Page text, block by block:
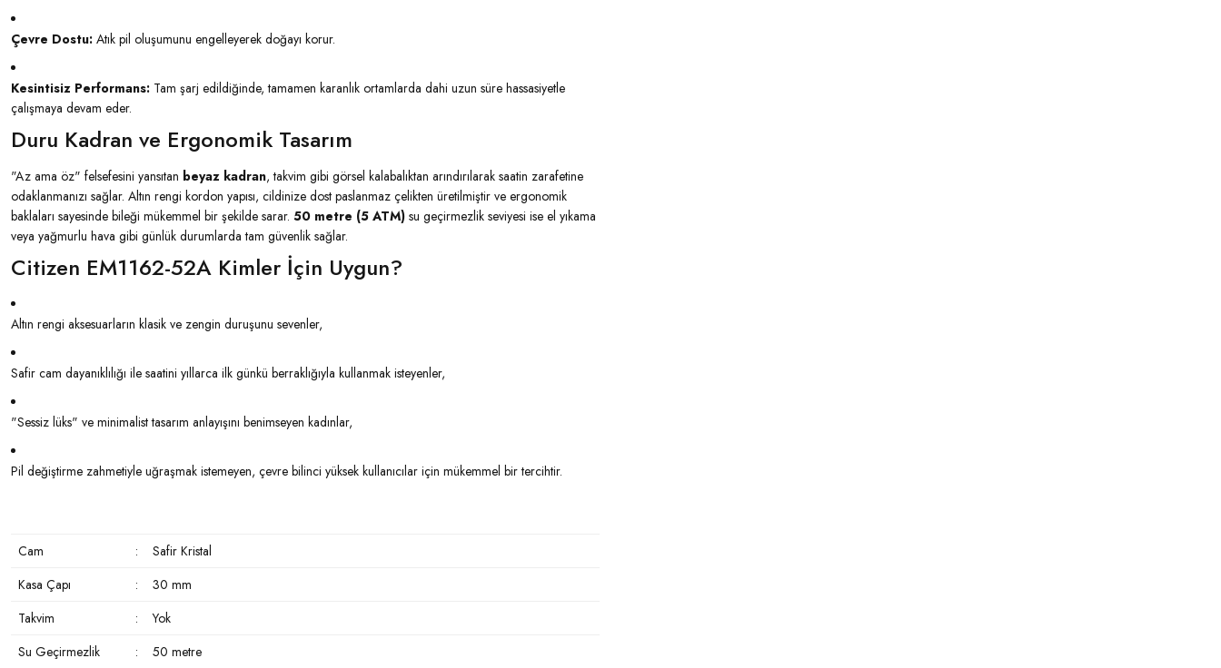
Çevre Dostu: Atık pil oluşumunu engelleyerek doğayı korur.
Kesintisiz Performans: Tam şarj edildiğinde, tamamen karanlık ortamlarda dahi uzun süre hassasiyetle
çalışmaya devam eder.
Duru Kadran ve Ergonomik Tasarım
"Az ama öz" felsefesini yansıtan beyaz kadran, takvim gibi görsel kalabalıktan arındırılarak saatin zarafetine
odaklanmanızı sağlar. Altın rengi kordon yapısı, cildinize dost paslanmaz çelikten üretilmiştir ve ergonomik
baklaları sayesinde bileği mükemmel bir şekilde sarar. 50 metre (5 ATM) su geçirmezlik seviyesi ise el yıkama
veya yağmurlu hava gibi günlük durumlarda tam güvenlik sağlar.
Citizen EM1162-52A Kimler İçin Uygun?
Altın rengi aksesuarların klasik ve zengin duruşunu sevenler,
Safir cam dayanıklılığı ile saatini yıllarca ilk günkü berraklığıyla kullanmak isteyenler,
"Sessiz lüks" ve minimalist tasarım anlayışını benimseyen kadınlar,
Pil değiştirme zahmetiyle uğraşmak istemeyen, çevre bilinci yüksek kullanıcılar için mükemmel bir tercihtir.
Cam :
Safir Kristal
Kasa Çapı
:
30 mm
Takvim
:
Yok
Su Geçirmezlik
:
50 metre